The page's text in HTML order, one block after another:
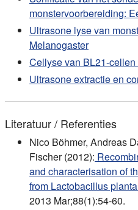
monstervoorbereiding:
Ultrasone lyse van
Melanogaster
Cellyse van BL21-
Ultrasone extractie en
Literatuur / Referenties
Nico Böhmer, Andreas
Fischer (2012):
and characterisation of
from Lactobacillus
2013 Mar;88(1):54-60.